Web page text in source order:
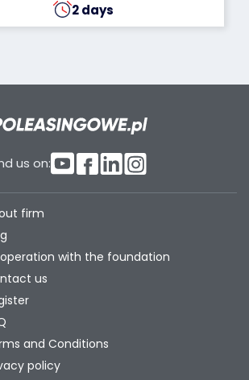
2 days
us on:
firm
with the foundation
us
and Conditions
policy